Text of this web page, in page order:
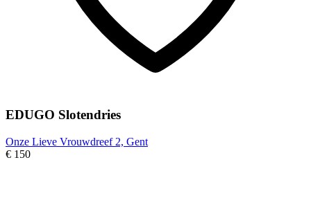
EDUGO Slotendries
Onze Lieve Vrouwdreef 2, Gent
€ 150